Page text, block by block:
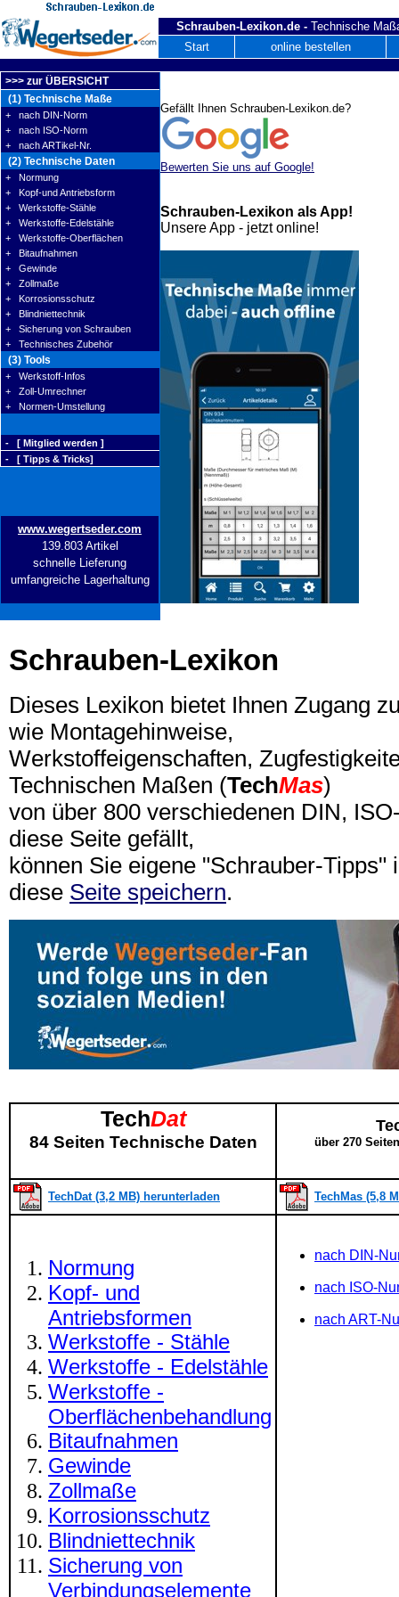
Schrauben-Lexikon.de - Technische
Start
online bestellen
>>> zur ÜBERSICHT
(1) Technische Maße
+ nach DIN-Norm
+ nach ISO-Norm
+ nach ARTikel-Nr.
(2) Technische Daten
+ Normung
+ Kopf-und Antriebsform
+ Werkstoffe-Stähle
+ Werkstoffe-Edelstähle
+ Werkstoffe-Oberflächen
+ Bitaufnahmen
+ Gewinde
+ Zollmaße
+ Korrosionsschutz
+ Blindniettechnik
+ Sicherung von Schrauben
+ Technisches Zubehör
(3) Tools
+ Werkstoff-Infos
+ Zoll-Umrechner
+ Normen-Umstellung
- [ Mitglied werden ]
- [ Tipps & Tricks]
www.wegertseder.com
139.803 Artikel
schnelle Lieferung
umfangreiche Lagerhaltung
Schrauben-Lexikon
Dieses Lexikon bietet Ihnen Zugang
wie Montagehinweise,
Werkstoffeigenschaften,
Technischen Maßen (TechMas)
von über 800 verschiedenen DIN,
diese Seite gefällt,
können Sie eigene "Schrauber-Tipps"
diese Seite speichern.
TechDat
84 Seiten Technische Daten über 270
TechDat (3,2 MB) herunterladen TechMas (5,8
Normung
Kopf- und
Antriebsformen
Werkstoffe - Stähle
Werkstoffe - Edelstähle
Werkstoffe -
Oberflächenbehandlung
Bitaufnahmen
Gewinde
Zollmaße
Korrosionsschutz
Blindniettechnik
Sicherung von
Verbindungselemente
nach DIN-
nach ISO-
nach ART-
Gefällt Ihnen Schrauben-Lexikon.de?
Bewerten Sie uns auf Google!
Schrauben-Lexikon als App!
Unsere App - jetzt online!